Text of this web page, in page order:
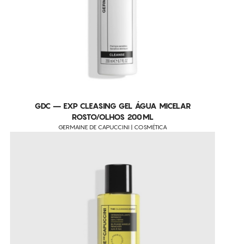
GDC – EXP CLEASING GEL ÁGUA MICELAR
ROSTO/OLHOS 200ML
GERMAINE DE CAPUCCINI | COSMÉTICA